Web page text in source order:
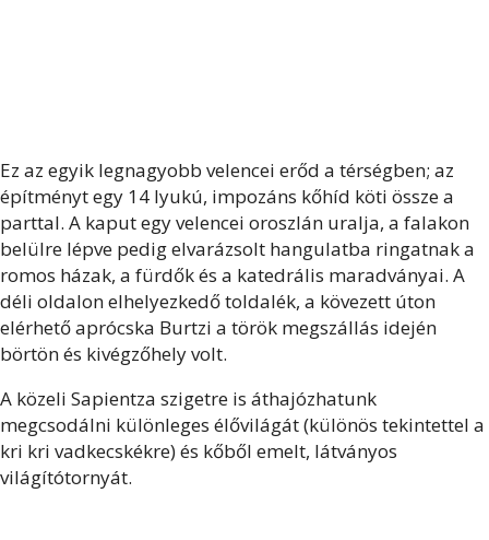
Ez az egyik legnagyobb velencei erőd a térségben; az
építményt egy 14 lyukú, impozáns kőhíd köti össze a
parttal. A kaput egy velencei oroszlán uralja, a falakon
belülre lépve pedig elvarázsolt hangulatba ringatnak a
romos házak, a fürdők és a katedrális maradványai. A
déli oldalon elhelyezkedő toldalék, a kövezett úton
elérhető aprócska Burtzi a török megszállás idején
börtön és kivégzőhely volt.
A közeli Sapientza szigetre is áthajózhatunk
megcsodálni különleges élővilágát (különös tekintettel a
kri kri vadkecskékre) és kőből emelt, látványos
világítótornyát.